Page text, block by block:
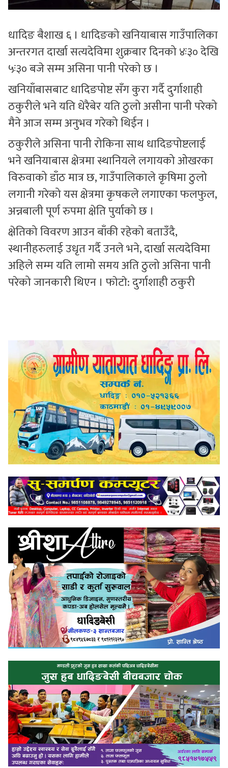
धादिङ बैशाख ६ । धादिङको खनियाबास गाउँपालिका
अन्तरगत दार्खा सत्यदेविमा शुक्रबार दिनको ४ः३० देखि
५ः३० बजे सम्म असिना पानी परेको छ ।
खनियाँबासबाट धादिङपोष्ट सँग कुरा गर्दै दुर्गाशाही
ठकुरीले भने यति धेरैबेर यति ठुलो असीना पानी परेको
मैने आज सम्म अनुभव गरेको थिईन ।
ठकुरीले असिना पानी रोकिना साथ धादिङपोष्टलाई
भने खनियाबास क्षेत्रमा स्थानियले लगायको ओखरका
विरुवाको डाँठ मात्र छ, गाउँपालिकाले कृषिमा ठुलो
लगानी गरेको यस क्षेत्रमा कृषकले लगाएका फलफुल,
अन्नबाली पूर्ण रुपमा क्षेति पुर्याको छ ।
क्षेतिको विवरण आउन बाँकी रहेको बताउँदै,
स्थानीहरुलाई उधृत गर्दै उनले भने, दार्खा सत्यदेविमा
अहिले सम्म यति लामो समय अति ठुलो असिना पानी
परेको जानकारी थिएन । फाेटाे: दुर्गाशाही ठकुरी